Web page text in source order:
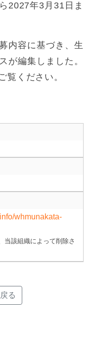
2027年3月31日ま
内容に基づき、生
が編集しました。
覧ください。
whmunakata-
当該組織によって削除さ
る